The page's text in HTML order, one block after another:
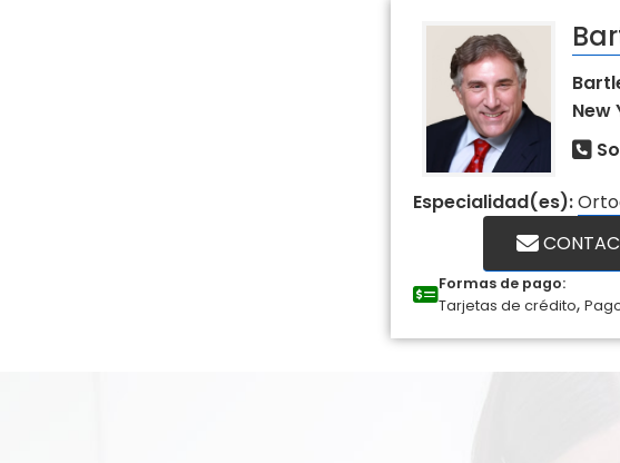
New
Especialidad(es):
Formas de pago:
Tarjetas de crédito,